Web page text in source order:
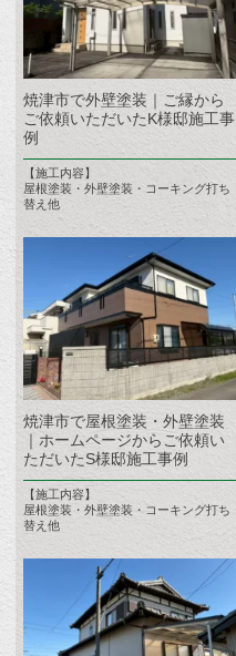
焼津市で外壁塗装｜ご縁から
ご依頼いただいたK様邸施工事
例
【施工内容】
屋根塗装・外壁塗装・コーキング打ち
替え他
焼津市で屋根塗装・外壁塗装
｜ホームページからご依頼い
ただいたS様邸施工事例
【施工内容】
屋根塗装・外壁塗装・コーキング打ち
替え他